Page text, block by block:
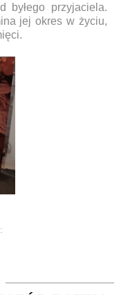
byłego przyjaciela.
jej okres w życiu,